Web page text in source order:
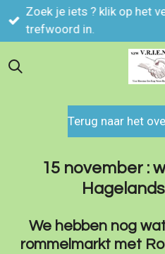
Ga
direct
de
Zoek je iets ? klik op het
trefwoord in.
Terug naar het
15 november :
We hebben nog
rommelmarkt met